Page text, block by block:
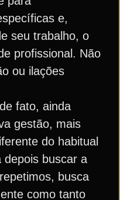
e,
seu trabalho, o
profissional. Não
ou ilações
fato, ainda
gestão, mais
do habitual
depois buscar a
busca
como tanto